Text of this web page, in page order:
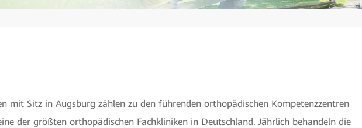
mit Sitz in Augsburg zählen zu den führenden orthopädischen Kompetenzzentren
der größten orthopädischen Fachkliniken in Deutschland. Jährlich behandeln die